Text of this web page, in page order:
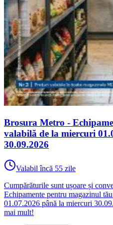
Brosura Metro -
valabilă de la miercuri
30.09.2026
Valabil încă 55 zile
Cumpărăturile sunt ușoare și
Echipamente pentru magazinul
01.07.2026 până la miercuri
mai mult!